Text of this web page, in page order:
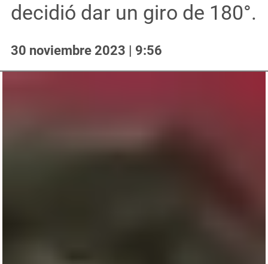
decidió dar un giro de 180°.
30 noviembre 2023 | 9:56